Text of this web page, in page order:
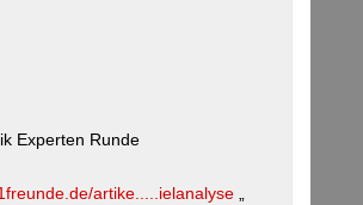
Experten Runde
artike.....ielanalyse